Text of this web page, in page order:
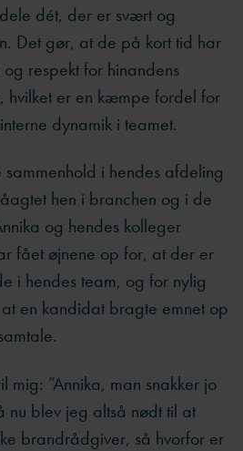
dét, der er svært og
Det gør, at de på kort tid har
respekt for hinandens
hvilket er en kæmpe fordel for
dynamik i teamet.
i hendes afdeling
hen i branchen og i de
og hendes kolleger
fået øjnene op for, at der er
i hendes team, og for nylig
en kandidat bragte emnet op
mig: ”Annika, man snakker jo
nu blev jeg altså nødt til at
brandrådgiver, så hvorfor er